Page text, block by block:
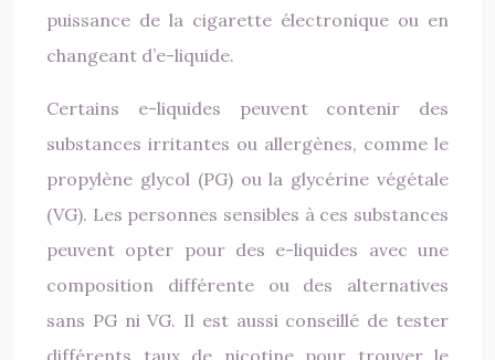
puissance de la cigarette électronique ou en
changeant d’e-liquide.
Certains e-liquides peuvent contenir des
substances irritantes ou allergènes, comme le
propylène glycol (PG) ou la glycérine végétale
(VG). Les personnes sensibles à ces substances
peuvent opter pour des e-liquides avec une
composition différente ou des alternatives
sans PG ni VG. Il est aussi conseillé de tester
différents taux de nicotine pour trouver le